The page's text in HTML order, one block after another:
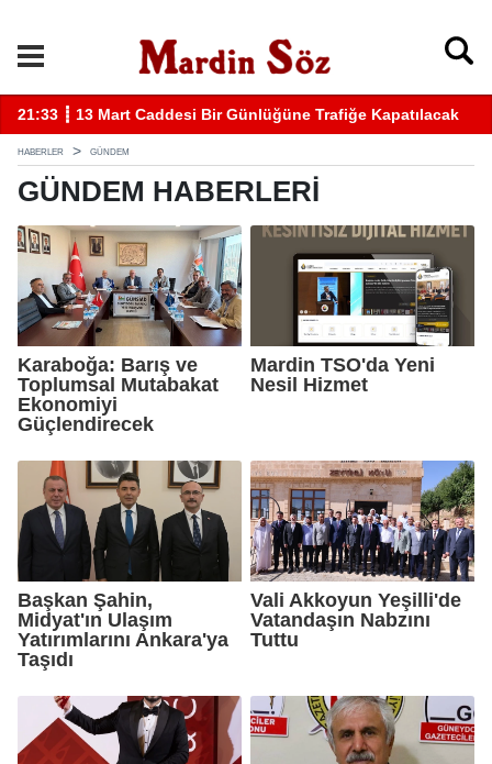
11:57 ┋ Midyat’ta bıçaklı kavga can aldı
HABERLER GÜNDEM
GÜNDEM HABERLERI
Karaboğa: Barış ve
Toplumsal Mutabakat
Ekonomiyi
Güçlendirecek
Mardin TSO'da Yeni
Nesil Hizmet
Başkan Şahin,
Midyat'ın Ulaşım
Yatırımlarını Ankara'ya
Taşıdı
Vali Akkoyun Yeşilli'de
Vatandaşın Nabzını
Tuttu